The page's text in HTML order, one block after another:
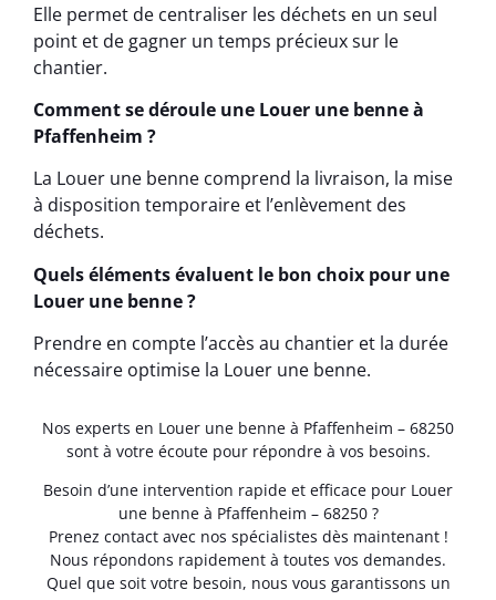
Elle permet de centraliser les déchets en un seul
point et de gagner un temps précieux sur le
chantier.
Comment se déroule une Louer une benne à
Pfaffenheim ?
La Louer une benne comprend la livraison, la mise
à disposition temporaire et l’enlèvement des
déchets.
Quels éléments évaluent le bon choix pour une
Louer une benne ?
Prendre en compte l’accès au chantier et la durée
nécessaire optimise la Louer une benne.
Nos experts en Louer une benne à Pfaffenheim – 68250
sont à votre écoute pour répondre à vos besoins.
Besoin d’une intervention rapide et efficace pour Louer
une benne à Pfaffenheim – 68250 ?
Prenez contact avec nos spécialistes dès maintenant !
Nous répondons rapidement à toutes vos demandes.
Quel que soit votre besoin, nous vous garantissons un